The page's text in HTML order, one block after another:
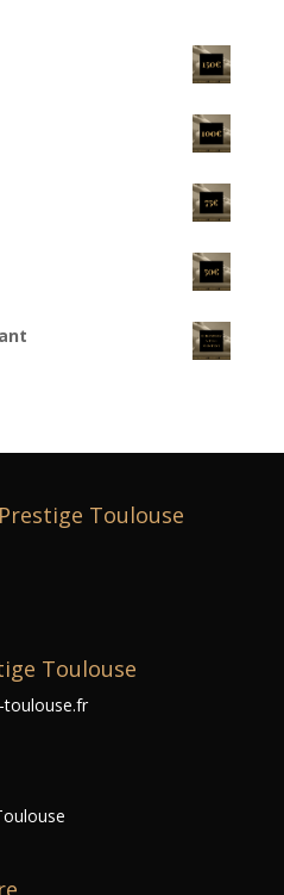
Toulouse
Toulouse